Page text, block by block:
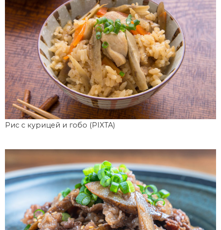
Рис с курицей и гобо (PIXTA)